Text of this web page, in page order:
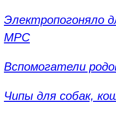
Электропогоняло
МРС
Вспомогатели
Чипы для собак,